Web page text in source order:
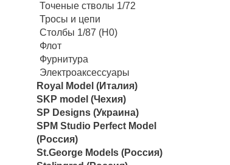
Точеные стволы 1/72
Тросы и цепи
Столбы 1/87 (H0)
Флот
Фурнитура
Электроаксессуары
Royal Model (Италия)
SKP model (Чехия)
SP Designs (Украина)
SPM Studio Perfect Model
(Россия)
St.George Models (Россия)